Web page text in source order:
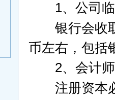
1、公司
银行会收取
币左右，包括
2、会计
注册资本必